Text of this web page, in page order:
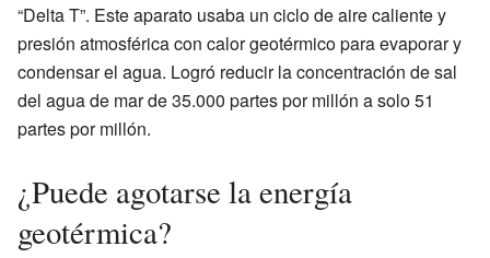
“Delta T”. Este aparato usaba un ciclo de aire caliente y
presión atmosférica con calor geotérmico para evaporar y
condensar el agua. Logró reducir la concentración de sal
del agua de mar de 35.000 partes por millón a solo 51
partes por millón.
¿Puede agotarse la energía
geotérmica?